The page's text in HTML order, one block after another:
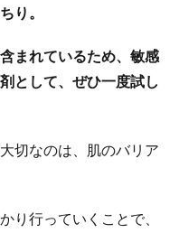
り。
まれているため、敏感
として、ぜひ一度試し
切なのは、肌のバリア
り行っていくことで、